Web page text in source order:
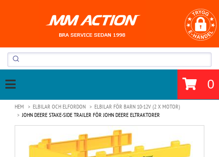
0
HEM ELBILAR OCH ELFORDON
ELBILAR FÖR BARN 10-12V (2 X MOTOR)
JOHN DEERE STAKE-SIDE TRAILER FÖR JOHN DEERE ELTRAKTORER